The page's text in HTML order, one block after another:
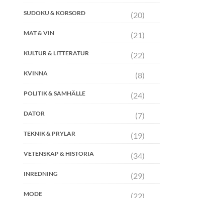
SUDOKU & KORSORD (20)
MAT & VIN (21)
KULTUR & LITTERATUR (22)
KVINNA (8)
POLITIK & SAMHÄLLE (24)
DATOR (7)
TEKNIK & PRYLAR (19)
VETENSKAP & HISTORIA (34)
INREDNING (29)
MODE (22)